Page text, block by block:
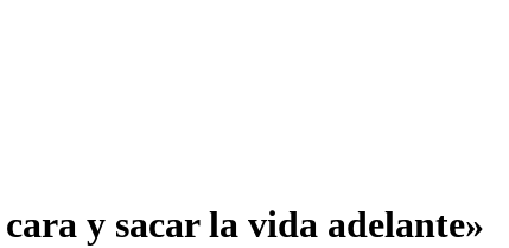
y sacar la vida adelante»